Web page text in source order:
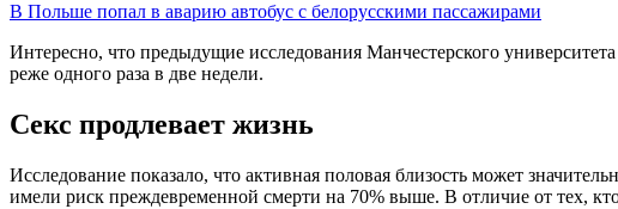
В Польше попал в аварию автобус с белорусскими пассажирами
Интересно, что предыдущие исследования Манчестерского
реже одного раза в две недели.
Секс продлевает жизнь
Исследование показало, что активная половая близость может
имели риск преждевременной смерти на 70% выше. В отличие от тех,